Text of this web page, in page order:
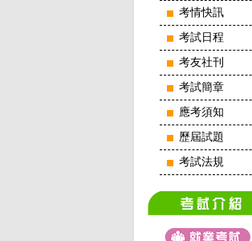
考情快訊
考試日程
考友社刊
考試簡章
應考須知
歷屆試題
考試法規